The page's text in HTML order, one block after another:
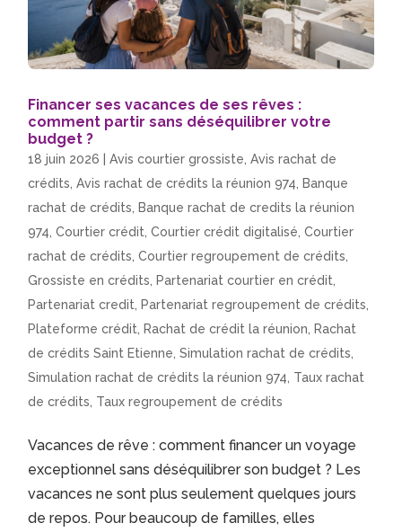
Financer ses vacances de ses rêves :
comment partir sans déséquilibrer votre
budget ?
18 juin 2026 |Avis courtier grossiste,Avis rachat de
crédits,Avis rachat de crédits la réunion 974, Banque
rachat de crédits, Banque rachat de credits la réunion
974,Courtier crédit,Courtier crédit digitalisé,Courtier
rachat de crédits,Courtier regroupement de crédits,
Grossiste en crédits, Partenariat courtier en crédit,
Partenariat credit, Partenariat regroupement de crédits,
Plateforme crédit, Rachat de crédit la réunion, Rachat
de crédits Saint Etienne,Simulation rachat de crédits,
Simulation rachat de crédits la réunion 974, Taux rachat
de crédits, Taux regroupement de crédits
Vacances de rêve : comment financer un voyage
exceptionnel sans déséquilibrer son budget ? Les
vacances ne sont plus seulement quelques jours
de repos. Pour beaucoup de familles, elles